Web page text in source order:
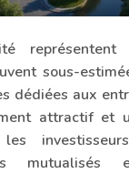
représentent
sous-
dédiées aux
attractif et
mutualisés